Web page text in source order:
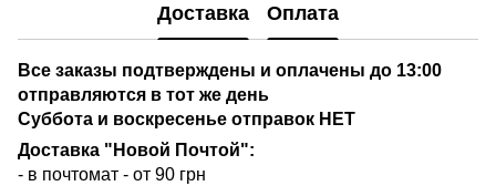
Доставка Оплата
Все заказы подтверждены и оплачены до 13:00
отправляются в тот же день
Суббота и воскресенье отправок НЕТ
Доставка "Новой Почтой":
- в почтомат - от 90 грн